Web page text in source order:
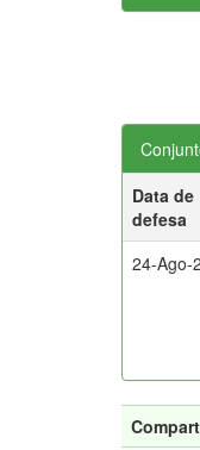
Data de
defesa
24-Ago-